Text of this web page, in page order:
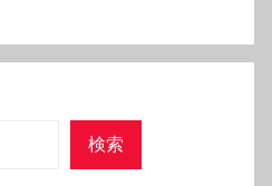
検索